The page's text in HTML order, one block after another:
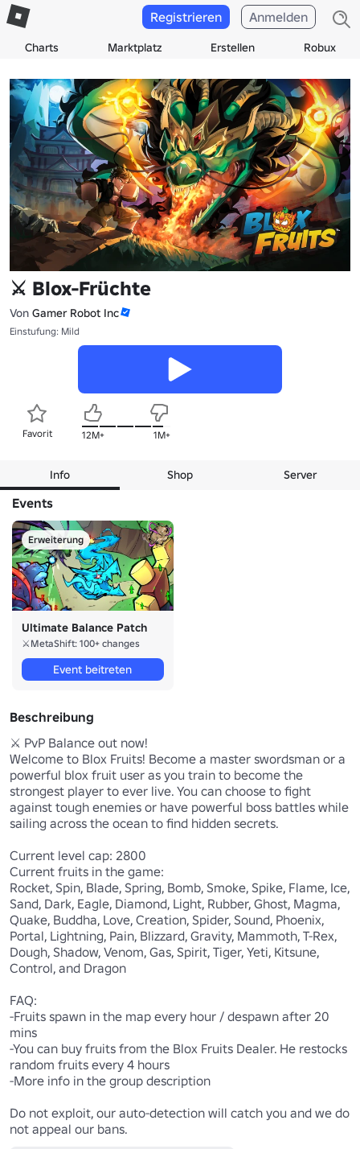
Charts Marktplatz Erstellen Robux
Registrieren Anmelden
⚔️ Blox-Früchte
Von Gamer Robot Inc
Einstufung: Mild
Favorit 12M+ 1M+
Info Shop Server
Events
Erweiterung
Ultimate Balance Patch
⚔️MetaShift: 100+ changes
Event beitreten
Beschreibung
⚔️ PvP Balance out now!
Welcome to Blox Fruits! Become a master swordsman or a
powerful blox fruit user as you train to become the
strongest player to ever live. You can choose to fight
against tough enemies or have powerful boss battles while
sailing across the ocean to find hidden secrets.
Current level cap: 2800
Current fruits in the game:
Rocket, Spin, Blade, Spring, Bomb, Smoke, Spike, Flame, Ice,
Sand, Dark, Eagle, Diamond, Light, Rubber, Ghost, Magma,
Quake, Buddha, Love, Creation, Spider, Sound, Phoenix,
Portal, Lightning, Pain, Blizzard, Gravity, Mammoth, T-Rex,
Dough, Shadow, Venom, Gas, Spirit, Tiger, Yeti, Kitsune,
Control, and Dragon
FAQ:
-Fruits spawn in the map every hour / despawn after 20
mins
-You can buy fruits from the Blox Fruits Dealer. He restocks
random fruits every 4 hours
-More info in the group description
Do not exploit, our auto-detection will catch you and we do
not appeal our bans.